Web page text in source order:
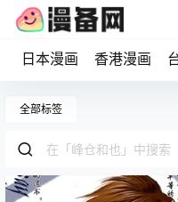
日本漫画 香港漫画
全部标签